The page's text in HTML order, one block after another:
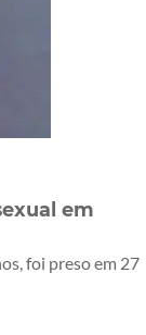
em
foi preso em 27